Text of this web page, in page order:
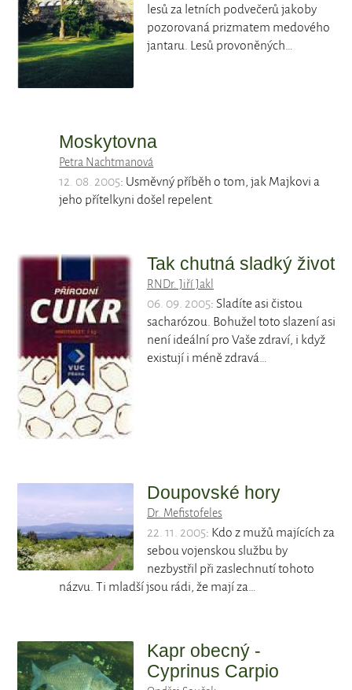
lesů za letních podvečerů jakoby
pozorovaná prizmatem medového
jantaru. Lesů provoněných…
Moskytovna
Petra Nachtmanová
12. 08. 2005: Usměvný příběh o tom, jak Majkovi a
jeho přítelkyni došel repelent.
Tak chutná sladký život
RNDr. Jiří Jakl
06. 09. 2005: Sladíte asi čistou
sacharózou. Bohužel toto slazení asi
není ideální pro Vaše zdraví, i když
existují i méně zdravá…
Doupovské hory
Dr. Mefistofeles
22. 11. 2005: Kdo z mužů majících za
sebou vojenskou službu by
nezbystřil při zaslechnutí tohoto
názvu. Ti mladší jsou rádi, že mají za…
Kapr obecný -
Cyprinus Carpio